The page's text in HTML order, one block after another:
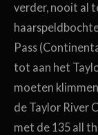
verder, nooit al
Pass
tot aan het
moeten
de Taylor River
met de 135 all